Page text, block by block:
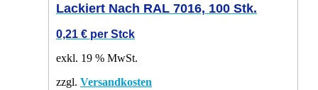
Lackiert Nach RAL 7016, 100 Stk.
0,21 € per Stck
exkl. 19 % MwSt.
zzgl. Versandkosten